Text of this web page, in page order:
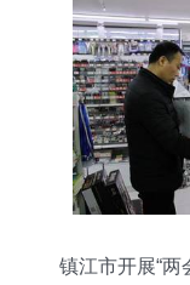
镇江市开展“两